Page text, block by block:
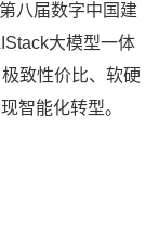
八届数字中国建
大模型一体
致性价比、软硬
智能化转型。